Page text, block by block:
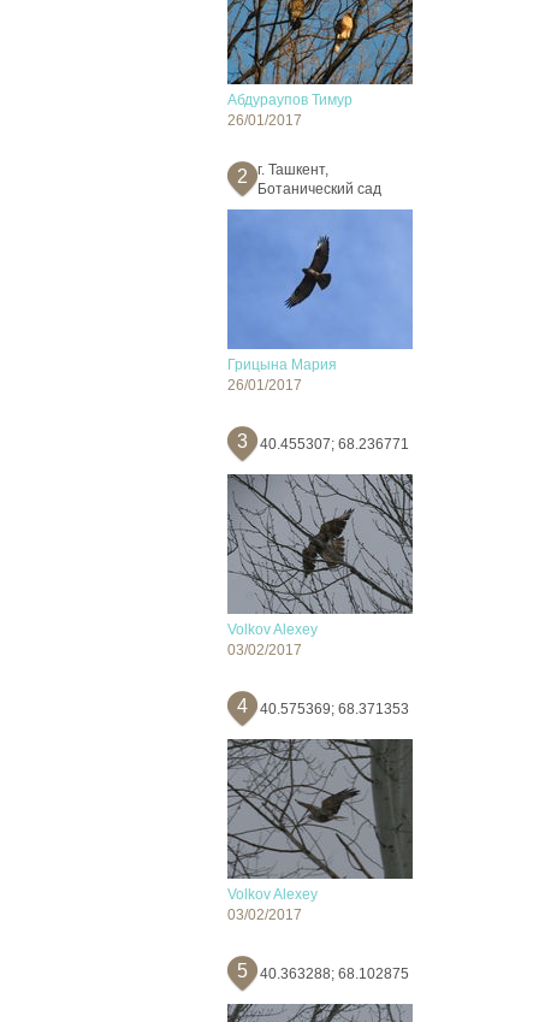
Абдураупов Тимур
26/01/2017
2
г. Ташкент,
Ботанический сад
Грицына Мария
26/01/2017
3 40.455307; 68.236771
Volkov Alexey
03/02/2017
4 40.575369; 68.371353
Volkov Alexey
03/02/2017
5 40.363288; 68.102875